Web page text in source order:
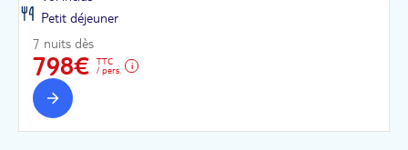
Petit déjeuner
7 nuits dès
798€
TTC
/ pers.